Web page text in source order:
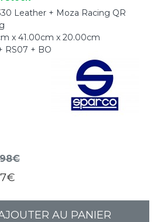
Leather + Moza Racing QR
x 41.00cm x 20.00cm
RS07 + BOLTS
AU PANIER